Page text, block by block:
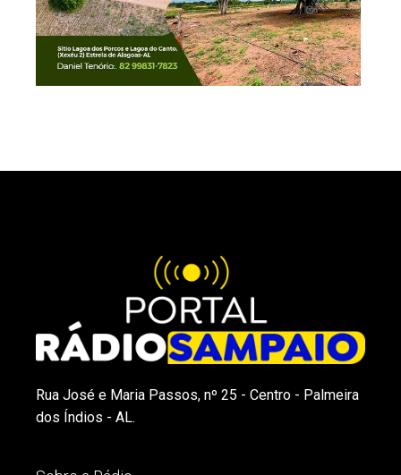
Rua José e Maria Passos, nº 25 - Centro - Palmeira
dos Índios - AL.